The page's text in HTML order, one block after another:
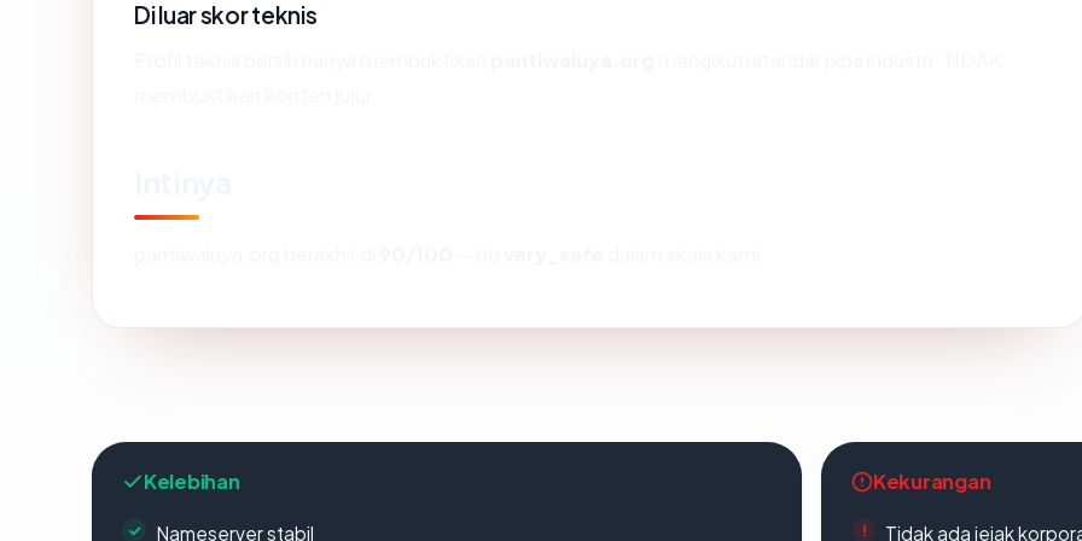
Di luar skor teknis
Kelebihan
Nameserver stabil
Kekurangan
Tidak ada jejak